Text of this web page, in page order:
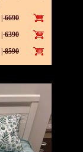
6690
6390
8590